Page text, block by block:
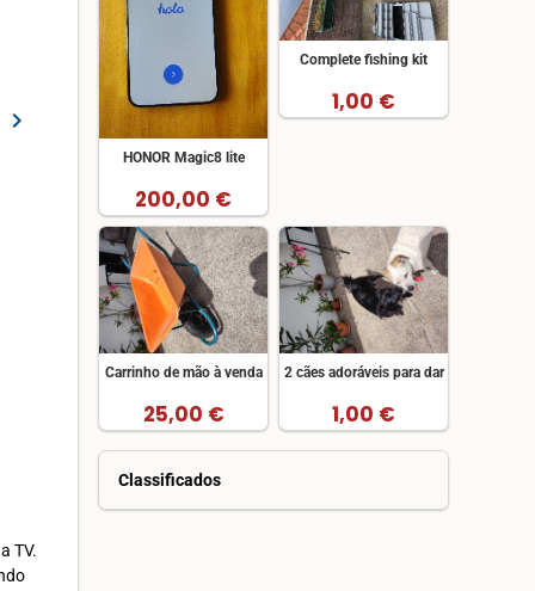
chevron_right
TV.
HONOR Magic8 lite
200,00 €
Complete fishing kit
1,00 €
Carrinho de mão à venda
25,00 €
2 cães adoráveis para dar
1,00 €
Classificados